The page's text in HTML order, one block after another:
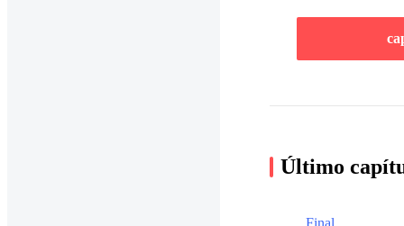
Último
Final